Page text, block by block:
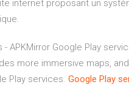
internet proposant un
- APKMirror Google Play
more immersive maps,
Play services. Google Play